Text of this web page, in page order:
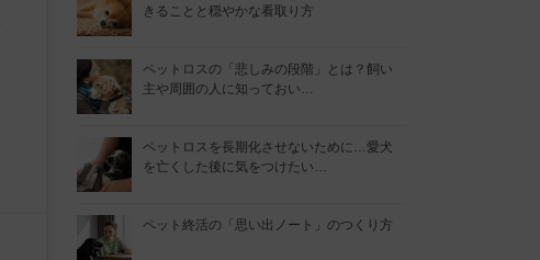
きることと穏やかな看取り方
ペットロスの「悲しみの段階」とは？飼い
主や周囲の人に知っておい…
ペットロスを長期化させないために…愛犬
を亡くした後に気をつけたい…
ペット終活の「思い出ノート」のつくり方